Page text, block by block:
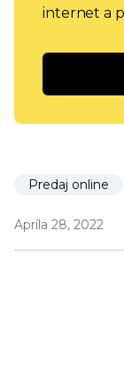
internet a
Predaj online
Apríla 28, 2022